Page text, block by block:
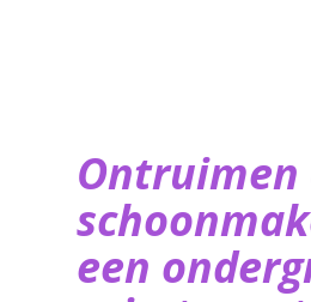
Ontruimen
een